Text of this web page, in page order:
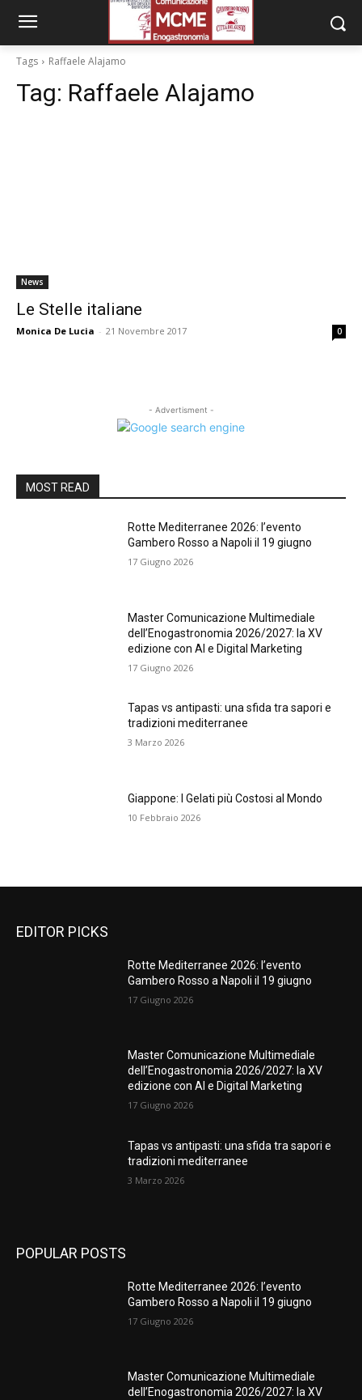
Tags Raffaele Alajamo
Tag: Raffaele Alajamo
News
Le Stelle italiane
Monica De Lucia - 21 Novembre 2017 0
- Advertisment -
MOST READ
Rotte Mediterranee 2026: l’evento
Gambero Rosso a Napoli il 19 giugno
17 Giugno 2026
Master Comunicazione Multimediale
dell’Enogastronomia 2026/2027: la XV
edizione con AI e Digital Marketing
17 Giugno 2026
Tapas vs antipasti: una sfida tra sapori e
tradizioni mediterranee
3 Marzo 2026
Giappone: I Gelati più Costosi al Mondo
10 Febbraio 2026
EDITOR PICKS
Rotte Mediterranee 2026: l’evento
Gambero Rosso a Napoli il 19 giugno
17 Giugno 2026
Master Comunicazione Multimediale
dell’Enogastronomia 2026/2027: la XV
edizione con AI e Digital Marketing
17 Giugno 2026
Tapas vs antipasti: una sfida tra sapori e
tradizioni mediterranee
3 Marzo 2026
POPULAR POSTS
Rotte Mediterranee 2026: l’evento
Gambero Rosso a Napoli il 19 giugno
17 Giugno 2026
Master Comunicazione Multimediale
dell’Enogastronomia 2026/2027: la XV